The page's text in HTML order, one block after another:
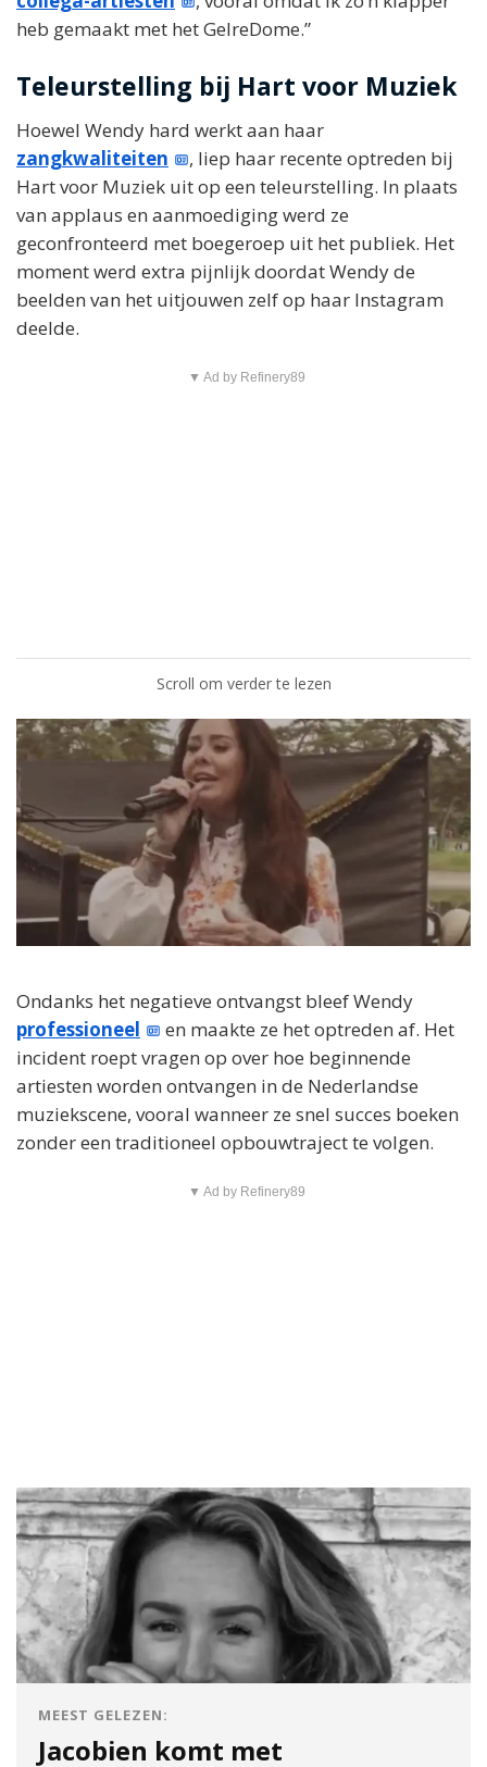
heb gemaakt met het GelreDome.”
Teleurstelling bij Hart voor Muziek
Hoewel Wendy hard werkt aan haar
zangkwaliteiten
, liep haar recente optreden bij
Hart voor Muziek uit op een teleurstelling. In plaats
van applaus en aanmoediging werd ze
geconfronteerd met boegeroep uit het publiek. Het
moment werd extra pijnlijk doordat Wendy de
beelden van het uitjouwen zelf op haar Instagram
deelde.
▼ Ad by Refinery89
Scroll om verder te lezen
Ondanks het negatieve ontvangst bleef Wendy
professioneel
en maakte ze het optreden af. Het
incident roept vragen op over hoe beginnende
artiesten worden ontvangen in de Nederlandse
muziekscene, vooral wanneer ze snel succes boeken
zonder een traditioneel opbouwtraject te volgen.
▼ Ad by Refinery89
MEEST GELEZEN:
Jacobien komt met